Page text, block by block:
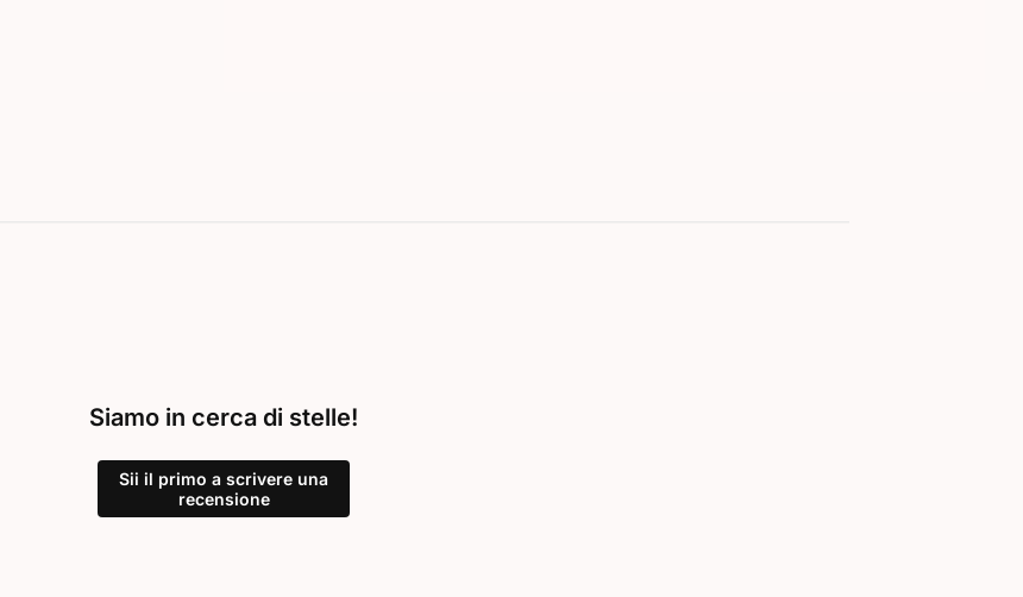
Siamo in cerca di stelle!
Sii il primo a scrivere una
recensione